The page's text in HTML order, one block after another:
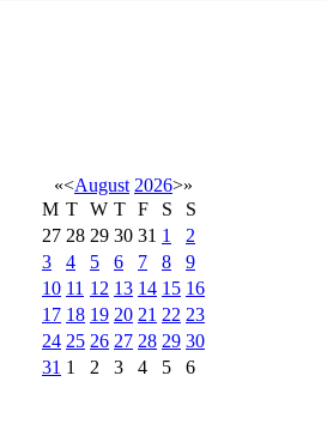
«<August 2026>»
M T W T F S
S
27 28 29 30 31 1
2
3
4 5 6 7 8
9
10 11 12 13 14 15 16
17 18 19 20 21 22 23
24 25 26 27 28 29 30
31 1 2 3 4 5 6